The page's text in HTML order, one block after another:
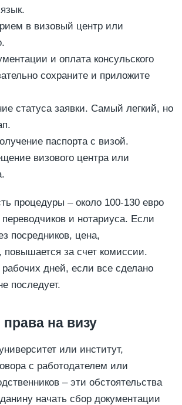
в визовый центр или
и оплата консульского
сохраните и приложите
статуса заявки. Самый легкий, но
паспорта с визой.
визового центра или
процедуры – около 100-130 евро
переводчиков и нотариуса. Если
посредников, цена,
повышается за счет комиссии.
дней, если все сделано
последует.
на визу
или институт,
с работодателем или
– эти обстоятельства
начать сбор документации